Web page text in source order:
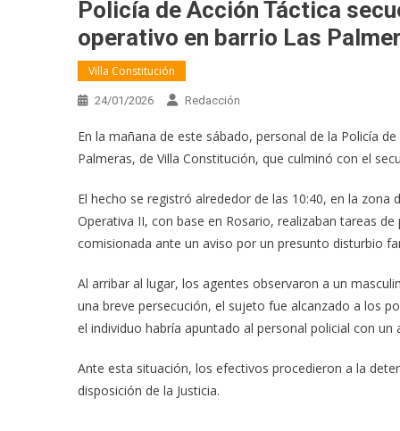
Policía de Acción Táctica
operativo en barrio Las
Villa Constitución
24/01/2026 Redacción
En la mañana de este sábado, personal de la Policía
Palmeras, de Villa Constitución, que culminó con el
El hecho se registró alrededor de las 10:40, en la
Operativa II, con base en Rosario, realizaban tareas
comisionada ante un aviso por un presunto disturbio
Al arribar al lugar, los agentes observaron a un
una breve persecución, el sujeto fue alcanzado a los
el individuo habría apuntado al personal policial con un
Ante esta situación, los efectivos procedieron a la
disposición de la Justicia.